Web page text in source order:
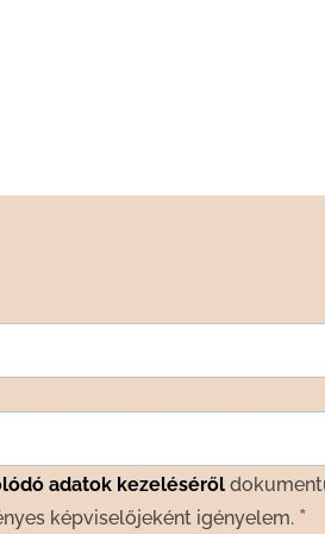
adatok kezeléséről
képviselőjeként igényelem. *